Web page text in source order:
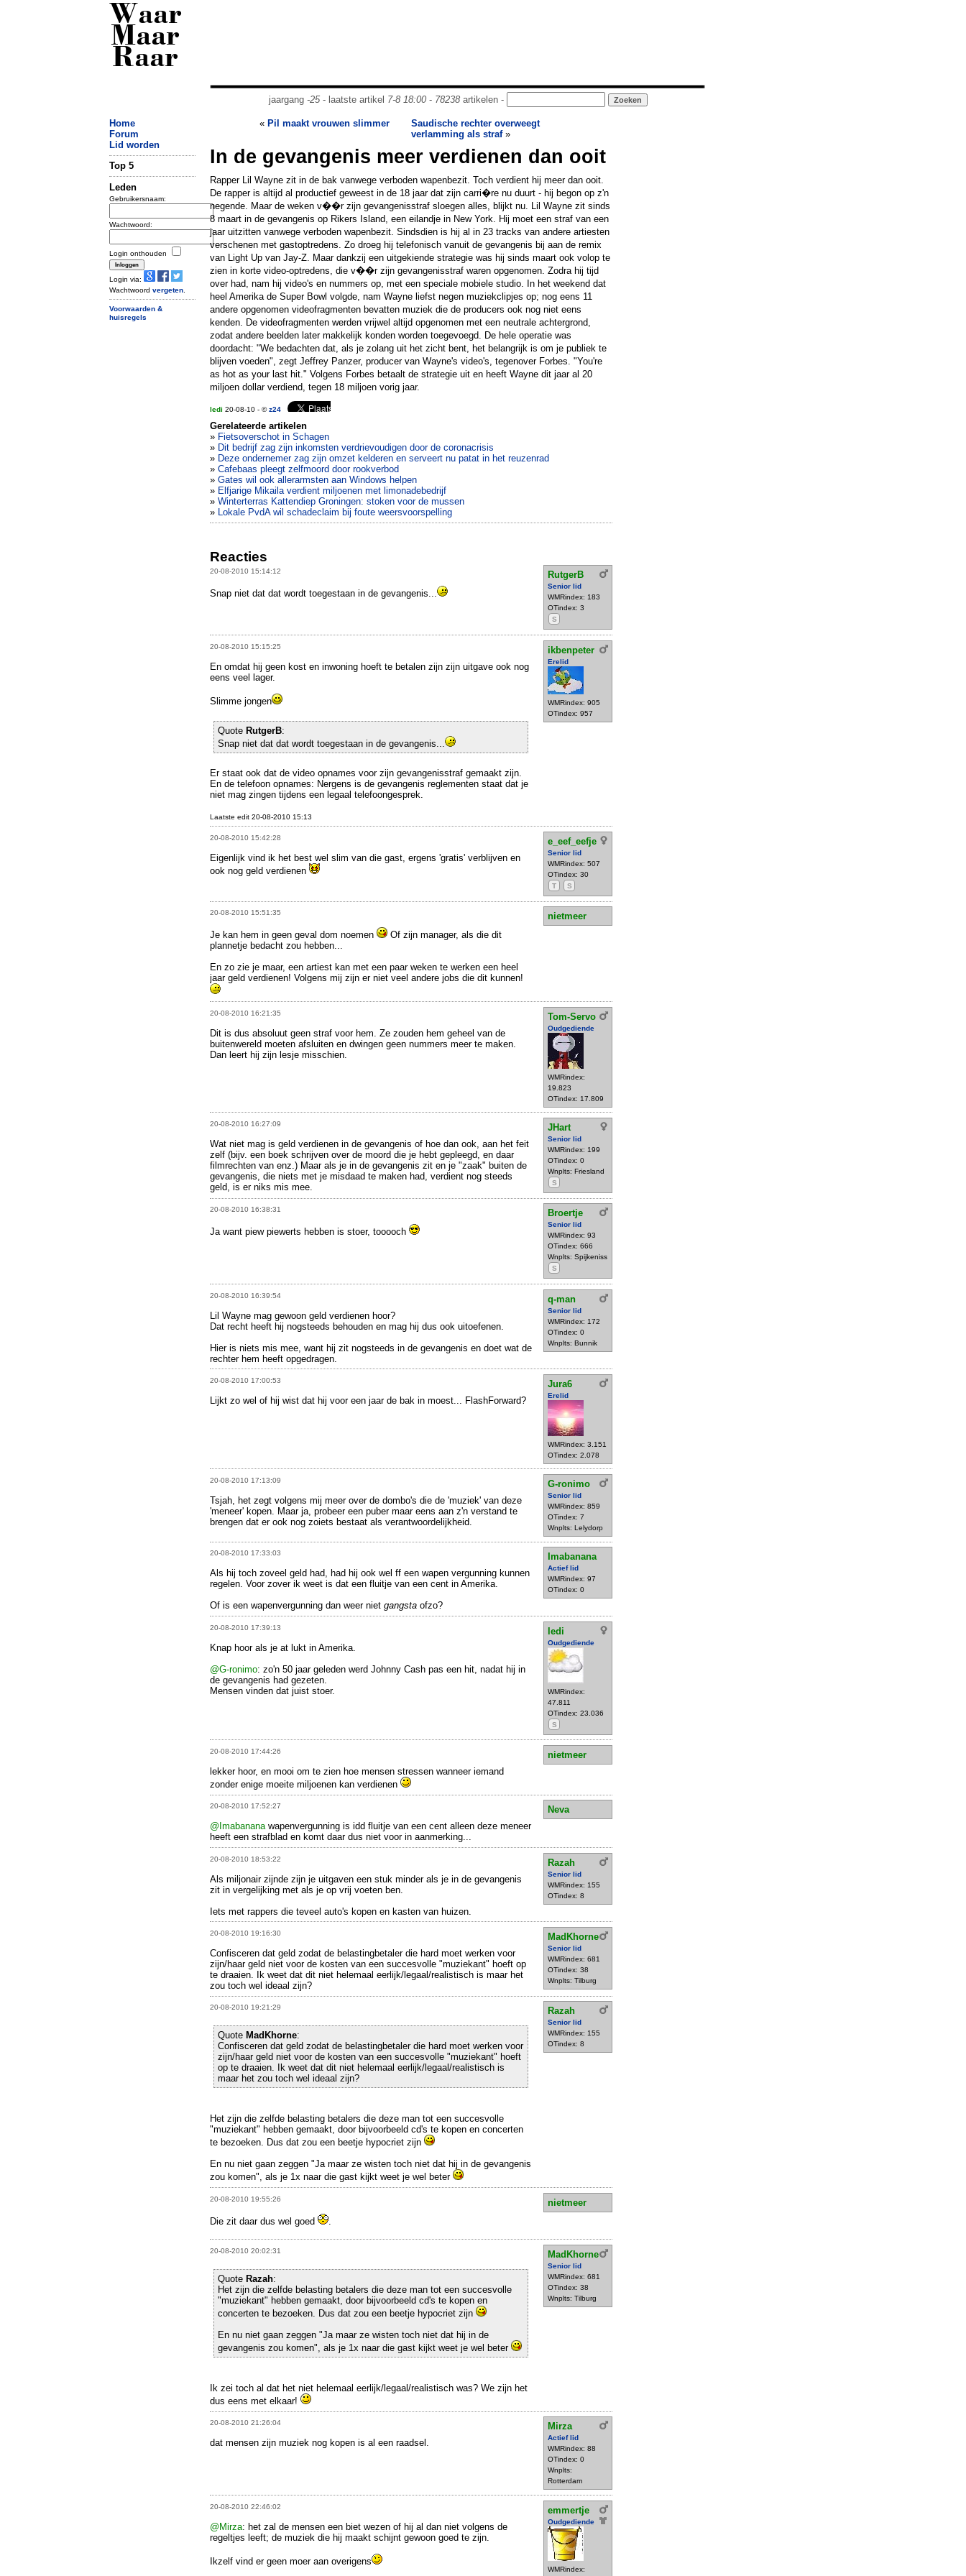
Waar
Maar
Raar
jaargang -25- laatste artikel 7-8 18:00- 78238artikelen -
Home
Forum
Lid worden
Top 5
Leden
Gebruikersnaam:
Wachtwoord:
Login onthouden
Login via:
Wachtwoord vergeten
Voorwaarden &
huisregels
« Pil maakt vrouwen slimmer
Saudische rechter overweegt
verlamming als straf»
In de gevangenis meer verdienen dan ooit
Rapper Lil Wayne zit in de bak vanwege verboden wapenbezit. Toch verdient hij meer dan ooit.
De rapper is altijd al productief geweest in de 18 jaar dat zijn carri�re nu duurt - hij begon op z'n
negende. Maar de weken v��r zijn gevangenisstraf sloegen alles, blijkt nu. Lil Wayne zit sinds
8 maart in de gevangenis op Rikers Island, een eilandje in New York. Hij moet een straf van een
jaar uitzitten vanwege verboden wapenbezit. Sindsdien is hij al in 23 tracks van andere artiesten
verschenen met gastoptredens. Zo droeg hij telefonisch vanuit de gevangenis bij aan de remix
van Light Up van Jay-Z. Maar dankzij een uitgekiende strategie was hij sinds maart ook volop te
zien in korte video-optredens, die v��r zijn gevangenisstraf waren opgenomen. Zodra hij tijd
over had, nam hij video's en nummers op, met een speciale mobiele studio. In het weekend dat
heel Amerika de Super Bowl volgde, nam Wayne liefst negen muziekclipjes op; nog eens 11
andere opgenomen videofragmenten bevatten muziek die de producers ook nog niet eens
kenden. De videofragmenten werden vrijwel altijd opgenomen met een neutrale achtergrond,
zodat andere beelden later makkelijk konden worden toegevoegd. De hele operatie was
doordacht: "We bedachten dat, als je zolang uit het zicht bent, het belangrijk is om je publiek te
blijven voeden", zegt Jeffrey Panzer, producer van Wayne's video's, tegenover Forbes. "You're
as hot as your last hit." Volgens Forbes betaalt de strategie uit en heeft Wayne dit jaar al 20
miljoen dollar verdiend, tegen 18 miljoen vorig jaar.
ledi 20-08-10 - ©z24
Gerelateerde artikelen
» Fietsoverschot in Schagen
» Dit bedrijf zag zijn inkomsten verdrievoudigen door de coronacrisis
» Deze ondernemer zag zijn omzet kelderen en serveert nu patat in het reuzenrad
» Cafebaas pleegt zelfmoord door rookverbod
» Gates wil ook allerarmsten aan Windows helpen
» Elfjarige Mikaila verdient miljoenen met limonadebedrijf
» Winterterras Kattendiep Groningen: stoken voor de mussen
» Lokale PvdA wil schadeclaim bij foute weersvoorspelling
Reacties
20-08-2010 15:14:12 RutgerB
Senior lid
WMRindex: 183
OTindex: 3
S
Snap niet dat dat wordt toegestaan in de gevangenis...
20-08-2010 15:15:25 ikbenpeter
Erelid
WMRindex: 905
OTindex: 957
En omdat hij geen kost en inwoning hoeft te betalen zijn zijn uitgave ook nog
eens veel lager.
Slimme jongen
Quote RutgerB:
Snap niet dat dat wordt toegestaan in de gevangenis...
Er staat ook dat de video opnames voor zijn gevangenisstraf gemaakt zijn.
En de telefoon opnames: Nergens is de gevangenis reglementen staat dat je
niet mag zingen tijdens een legaal telefoongesprek.
Laatste edit 20-08-2010 15:13
20-08-2010 15:42:28 e_eef_eefje
Senior lid
WMRindex: 507
OTindex: 30
T
S
Eigenlijk vind ik het best wel slim van die gast, ergens 'gratis' verblijven en
ook nog geld verdienen
20-08-2010 15:51:35
nietmeer
Je kan hem in geen geval dom noemen
Of zijn manager, als die dit
plannetje bedacht zou hebben...
En zo zie je maar, een artiest kan met een paar weken te werken een heel
jaar geld verdienen! Volgens mij zijn er niet veel andere jobs die dit kunnen!
20-08-2010 16:21:35 Tom-Servo
Oudgediende
WMRindex:
19.823
OTindex: 17.809
Dit is dus absoluut geen straf voor hem. Ze zouden hem geheel van de
buitenwereld moeten afsluiten en dwingen geen nummers meer te maken.
Dan leert hij zijn lesje misschien.
20-08-2010 16:27:09 JHart
Senior lid
WMRindex: 199
OTindex: 0
Wnplts: Friesland
S
Wat niet mag is geld verdienen in de gevangenis of hoe dan ook, aan het feit
zelf (bijv. een boek schrijven over de moord die je hebt gepleegd, en daar
filmrechten van enz.) Maar als je in de gevangenis zit en je "zaak" buiten de
gevangenis, die niets met je misdaad te maken had, verdient nog steeds
geld, is er niks mis mee.
20-08-2010 16:38:31 Broertje
Senior lid
WMRindex: 93
OTindex: 666
Wnplts: Spijkeniss
S
Ja want piew piewerts hebben is stoer, tooooch
20-08-2010 16:39:54 q-man
Senior lid
WMRindex: 172
OTindex: 0
Wnplts: Bunnik
Lil Wayne mag gewoon geld verdienen hoor?
Dat recht heeft hij nogsteeds behouden en mag hij dus ook uitoefenen.
Hier is niets mis mee, want hij zit nogsteeds in de gevangenis en doet wat de
rechter hem heeft opgedragen.
20-08-2010 17:00:53 Jura6
Erelid
WMRindex: 3.151
OTindex: 2.078
Lijkt zo wel of hij wist dat hij voor een jaar de bak in moest... FlashForward?
20-08-2010 17:13:09 G-ronimo
Senior lid
WMRindex: 859
OTindex: 7
Wnplts: Lelydorp
Tsjah, het zegt volgens mij meer over de dombo's die de 'muziek' van deze
'meneer' kopen. Maar ja, probeer een puber maar eens aan z'n verstand te
brengen dat er ook nog zoiets bestaat als verantwoordelijkheid.
20-08-2010 17:33:03 Imabanana
Actief lid
WMRindex: 97
OTindex: 0
Als hij toch zoveel geld had, had hij ook wel ff een wapen vergunning kunnen
regelen. Voor zover ik weet is dat een fluitje van een cent in Amerika.
Of is een wapenvergunning dan weer niet gangsta ofzo?
20-08-2010 17:39:13 ledi
Oudgediende
WMRindex:
47.811
OTindex: 23.036
S
Knap hoor als je at lukt in Amerika.
@G-ronimo: zo'n 50 jaar geleden werd Johnny Cash pas een hit, nadat hij in
de gevangenis had gezeten.
Mensen vinden dat juist stoer.
20-08-2010 17:44:26
nietmeer
lekker hoor, en mooi om te zien hoe mensen stressen wanneer iemand
zonder enige moeite miljoenen kan verdienen
20-08-2010 17:52:27
Neva
@Imabananawapenvergunning is idd fluitje van een cent alleen deze meneer
heeft een strafblad en komt daar dus niet voor in aanmerking...
20-08-2010 18:53:22 Razah
Senior lid
WMRindex: 155
OTindex: 8
Als miljonair zijnde zijn je uitgaven een stuk minder als je in de gevangenis
zit in vergelijking met als je op vrij voeten ben.
Iets met rappers die teveel auto's kopen en kasten van huizen.
20-08-2010 19:16:30 MadKhorne
Senior lid
WMRindex: 681
OTindex: 38
Wnplts: Tilburg
Confisceren dat geld zodat de belastingbetaler die hard moet werken voor
zijn/haar geld niet voor de kosten van een succesvolle "muziekant" hoeft op
te draaien. Ik weet dat dit niet helemaal eerlijk/legaal/realistisch is maar het
zou toch wel ideaal zijn?
20-08-2010 19:21:29 Razah
Senior lid
WMRindex: 155
OTindex: 8
Quote MadKhorne:
Confisceren dat geld zodat de belastingbetaler die hard moet werken voor
zijn/haar geld niet voor de kosten van een succesvolle "muziekant" hoeft
op te draaien. Ik weet dat dit niet helemaal eerlijk/legaal/realistisch is
maar het zou toch wel ideaal zijn?
Het zijn die zelfde belasting betalers die deze man tot een succesvolle
"muziekant" hebben gemaakt, door bijvoorbeeld cd's te kopen en concerten
te bezoeken. Dus dat zou een beetje hypocriet zijn
En nu niet gaan zeggen "Ja maar ze wisten toch niet dat hij in de gevangenis
zou komen", als je 1x naar die gast kijkt weet je wel beter
20-08-2010 19:55:26
nietmeer
Die zit daar dus wel goed
20-08-2010 20:02:31 MadKhorne
Senior lid
WMRindex: 681
OTindex: 38
Wnplts: Tilburg
Quote Razah:
Het zijn die zelfde belasting betalers die deze man tot een succesvolle
"muziekant" hebben gemaakt, door bijvoorbeeld cd's te kopen en
concerten te bezoeken. Dus dat zou een beetje hypocriet zijn
En nu niet gaan zeggen "Ja maar ze wisten toch niet dat hij in de
gevangenis zou komen", als je 1x naar die gast kijkt weet je wel beter
Ik zei toch al dat het niet helemaal eerlijk/legaal/realistisch was? We zijn het
dus eens met elkaar!
20-08-2010 21:26:04 Mirza
Actief lid
WMRindex: 88
OTindex: 0
Wnplts:
Rotterdam
dat mensen zijn muziek nog kopen is al een raadsel.
20-08-2010 22:46:02 emmertje
Oudgediende
WMRindex:
@Mirza: het zal de mensen een biet wezen of hij al dan niet volgens de
regeltjes leeft; de muziek die hij maakt schijnt gewoon goed te zijn.
Ikzelf vind er geen moer aan overigens